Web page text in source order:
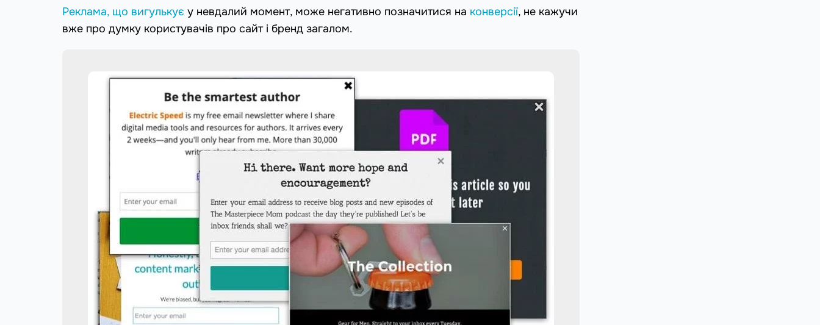
Реклама, що вигулькує у невдалий момент, може негативно позначитися на конверсії, не кажучи
вже про думку користувачів про сайт і бренд загалом.